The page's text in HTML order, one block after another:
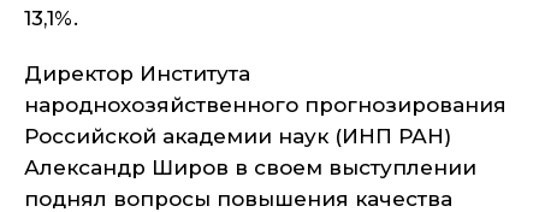
13,1%.
Директор Института
народнохозяйственного прогнозирования
Российской академии наук (ИНП РАН)
Александр Широв в своем выступлении
поднял вопросы повышения качества